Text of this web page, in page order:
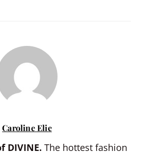
Caroline Elie
DIVINE. The hottest fashion